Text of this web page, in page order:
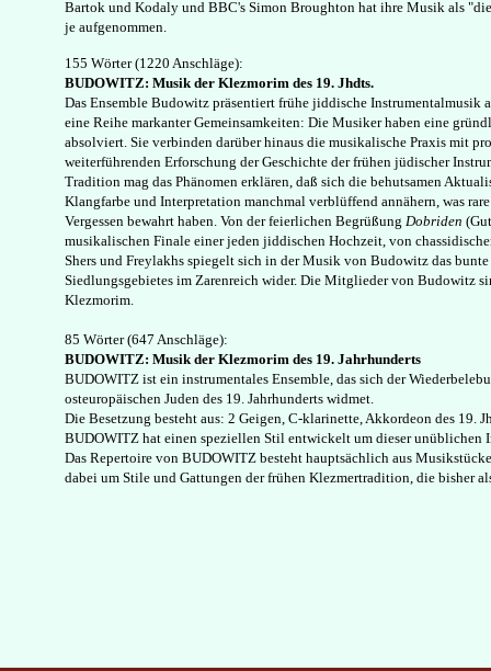
Bartok und Kodaly und BBC's Simon Broughton hat ihre Musik als
je aufgenommen.
155 Wörter (1220 Anschläge):
BUDOWITZ: Musik der Klezmorim des 19. Jhdts.
Das Ensemble Budowitz präsentiert frühe jiddische Instrumentalmusik
eine Reihe markanter Gemeinsamkeiten: Die Musiker haben eine
absolviert. Sie verbinden darüber hinaus die musikalische Praxis mit
weiterführenden Erforschung der Geschichte der frühen jüdischer
Tradition mag das Phänomen erklären, daß sich die behutsamen
Klangfarbe und Interpretation manchmal verblüffend annähern, was
Vergessen bewahrt haben. Von der feierlichen Begrüßung Dobriden
musikalischen Finale einer jeden jiddischen Hochzeit, von
Shers und Freylakhs spiegelt sich in der Musik von Budowitz das
Siedlungsgebietes im Zarenreich wider. Die Mitglieder von Budowitz
Klezmorim.
85 Wörter (647 Anschläge):
BUDOWITZ: Musik der Klezmorim des 19. Jahrhunderts
BUDOWITZ ist ein instrumentales Ensemble, das sich der
osteuropäischen Juden des 19. Jahrhunderts widmet.
Die Besetzung besteht aus: 2 Geigen, C-klarinette, Akkordeon des 19.
BUDOWITZ hat einen speziellen Stil entwickelt um dieser unüblichen
Das Repertoire von BUDOWITZ besteht hauptsächlich aus
dabei um Stile und Gattungen der frühen Klezmertradition, die bisher